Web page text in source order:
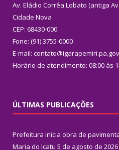
Av. Eládio Corrêa Lobato (antiga
Cidade Nova
CEP: 68430-000
Fone: (91) 3755-0000
E-mail:
Horário de atendimento: 08:00 às
ÚLTIMAS PUBLICAÇÕES
Prefeitura inicia obra de
Maria do Icatu 5 de agosto de 2026